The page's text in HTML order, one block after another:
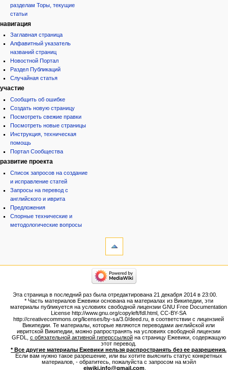
разделам Торы, текущие
статьи
навигация
Заглавная страница
Алфавитный указатель
названий страниц
Новостной Портал
Раздел Публикаций
Случайная статья
участие
Сообщить об ошибке
Создать новую страницу
Посмотреть свежие правки
Посмотреть новые страницы
Инструкция, техническая
помощь
Портал Сообщества
развитие проекта
Список запросов на создание
и исправление статей
Запросы на перевод с
английского и иврита
Предложения
Спорные технические и
методологические вопросы
Версия
для
Постоянная
ссылка
Сведения
о странице
категории
Народ
Проекты
Проекты/Участники/
дополнения
Публикации:Авторы
Публикации:Статьи по типу
Темы
ежевиковый куст
ЕжеВиКа,Еврейская Вики-
Эта страница в последний раз была отредактирована 21 декабря 2014 в 23:00.
* Часть материалов Ежевики основана на материалах из Википедии, эти
материалы публикуется на условиях свободной лицензии GNU Free Documentation
License http://www.gnu.org/copyleft/fdl.html, CC-BY-SA
http://creativecommons.org/licenses/by-sa/3.0/deed.ru, в соответствии с лицензией
Википедии. Те материалы, которые являются переводами английской или
ивритской Википедии, можно рапространять на условиях свободной лицензии
GFDL, с обязательной активной гиперссылкойна страницу Ежевики, содержащую
этот перевод.
* Все другие материалы Ежевики нельзя распространять без ее разрешения.
Если вам нужно такое разрешение, или вы хотите выяснить статус конкретных
материалов, - обратитесь, пожалуйста с запросом на мэйл
ejwiki.info@gmail.com